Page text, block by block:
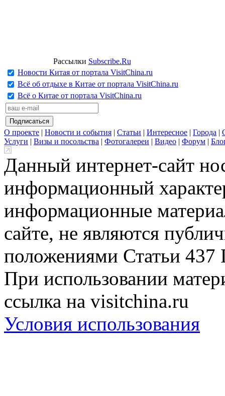
Рассылки Subscribe.Ru
Новости Китая от портала VisitChina.ru
Всё об отдыхе в Китае от портала VisitChina.ru
Всё о Китае от портала VisitChina.ru
О проекте | Новости и события | Статьи | Интересное | Города |
Услуги | Визы и посольства | Фотогалереи | Видео | Форум |
Данный интернет-сайт
информационный
информационные
сайте, не являются
положениями Статьи 437
При использовании
ссылка на visitchina.ru
Условия использования